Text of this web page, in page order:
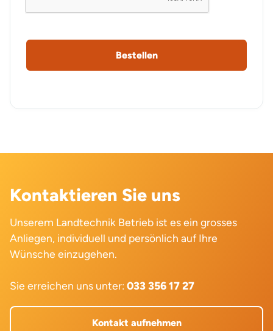
Kontaktieren Sie uns
Unserem Landtechnik Betrieb ist es ein grosses
Anliegen, individuell und persönlich auf Ihre
Wünsche einzugehen.
Sie erreichen uns unter: 033 356 17 27
Kontakt aufnehmen